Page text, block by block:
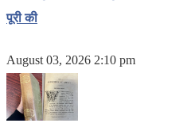
पूरी की
August 03, 2026 2:10 pm